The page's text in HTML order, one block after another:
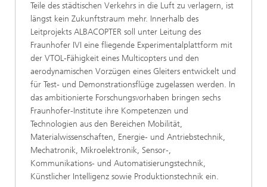
Teile des städtischen Verkehrs in die Luft zu verlagern, ist
längst kein Zukunftstraum mehr. Innerhalb des
Leitprojekts ALBACOPTER soll unter Leitung des
Fraunhofer IVI eine fliegende Experimentalplattform mit
der VTOL-Fähigkeit eines Multicopters und den
aerodynamischen Vorzügen eines Gleiters entwickelt und
für Test- und Demonstrationsflüge zugelassen werden. In
das ambitionierte Forschungsvorhaben bringen sechs
Fraunhofer-Institute ihre Kompetenzen und
Technologien aus den Bereichen Mobilität,
Materialwissenschaften, Energie- und Antriebstechnik,
Mechatronik, Mikroelektronik, Sensor-,
Kommunikations- und Automatisierungstechnik,
Künstlicher Intelligenz sowie Produktionstechnik ein.